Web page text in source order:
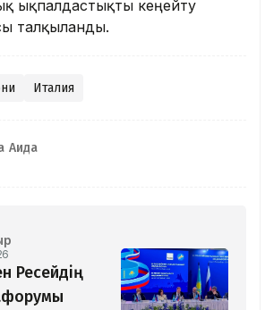
ықпалдастықты кеңейту
талқыланды.
Италия
Аида
Ресейдің